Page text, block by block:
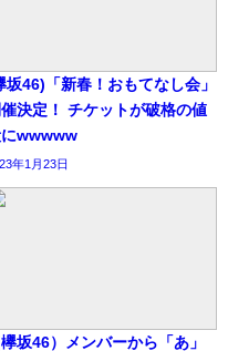
坂46)「新春！おもてなし会」
催決定！ チケットが破格の値
wwwww
年1月23日
欅坂46）メンバーから「あ」